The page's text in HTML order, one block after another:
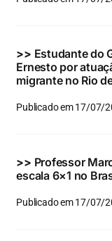
Eventos e
Buscar
para:
>> Estudante do
Ernesto por
migrante no Rio
Publicado em 17/07/
>> Professor
escala 6×1 no
Publicado em 17/07/